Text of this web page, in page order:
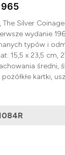
The Silver
wydanie
typów i
15,5 x 23,5 cm,
średni,
kartki,